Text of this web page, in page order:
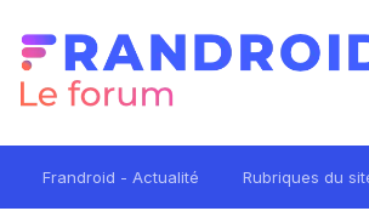
Frandroid - Actualité Rubriques du